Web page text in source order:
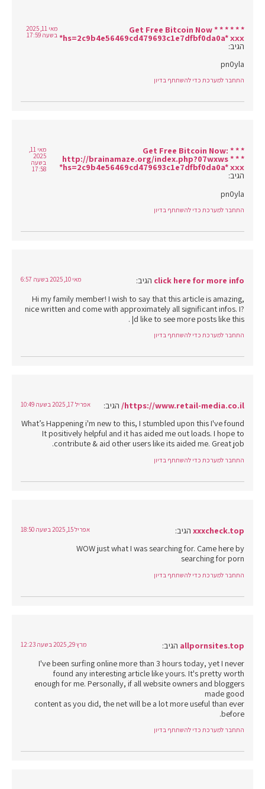
* * * Get Free Bitcoin Now * * *
hs=2c9b4e56469cd479693c1e7dfbf0da0a* ххх*
הגיב:
מאי 11, 2025
בשעה 17:59
pn0yla
התחבר למערכת כדי להשתתף בדיון
* * * Get Free Bitcoin Now:
http://brainamaze.org/index.php?07wxws * * *
hs=2c9b4e56469cd479693c1e7dfbf0da0a* ххх*
הגיב:
מאי 11,
2025
בשעה
17:58
pn0yla
התחבר למערכת כדי להשתתף בדיון
click here for more info הגיב: מאי 10, 2025 בשעה 6:57
Hi my family member! I wish to say that this article is amazing,
nice written and come with approximately all significant infos. I?
¦d like to see more posts like this .
התחבר למערכת כדי להשתתף בדיון
https://www.retail-media.co.il/ הגיב: אפריל 17, 2025 בשעה 10:49
What’s Happening i'm new to this, I stumbled upon this I've found
It positively helpful and it has aided me out loads. I hope to
contribute & aid other users like its aided me. Great job.
התחבר למערכת כדי להשתתף בדיון
xxxcheck.top הגיב: אפריל 15, 2025 בשעה 18:50
WOW just what I was searching for. Came here by
searching for porn
התחבר למערכת כדי להשתתף בדיון
allpornsites.top הגיב: מרץ 29, 2025 בשעה 12:23
I've been surfing online more than 3 hours today, yet I never
found any interesting article like yours. It's pretty worth
enough for me. Personally, if all website owners and bloggers
made good
content as you did, the net will be a lot more useful than ever
before.
התחבר למערכת כדי להשתתף בדיון